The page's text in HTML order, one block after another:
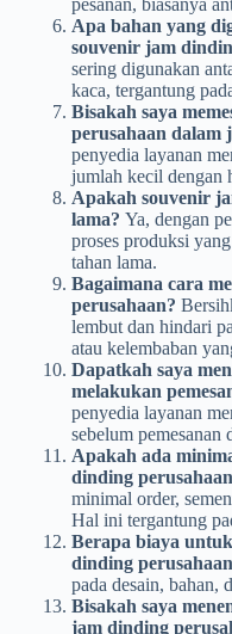
Apa bahan yang
souvenir jam
sering digunakan
kaca, tergantung
Bisakah saya
perusahaan dalam
penyedia layanan
jumlah kecil dengan
Apakah souvenir
lama? Ya, dengan
proses produksi
tahan lama.
Bagaimana cara
perusahaan?
lembut dan hindari
atau kelembaban
Dapatkah saya
melakukan
penyedia layanan
sebelum pemesanan
Apakah ada
dinding
minimal order,
Hal ini tergantung
Berapa biaya
dinding
pada desain, bahan,
Bisakah saya
jam dinding